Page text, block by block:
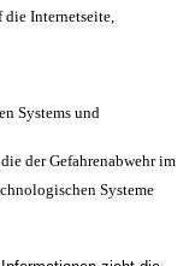
die Internetseite,
Systems und
der Gefahrenabwehr im
Systeme